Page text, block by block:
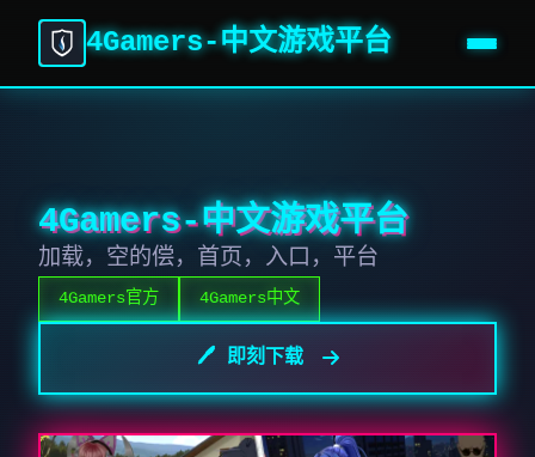
4Gamers-中文游戏平台
4Gamers-中文游戏平台
加载，空的偿，首页，入口，平台
4Gamers官方 4Gamers中文
🖊️ 即刻下载